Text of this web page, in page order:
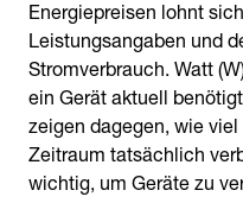
Energiepreisen lohnt
Leistungsangaben und
Stromverbrauch. Watt
ein Gerät aktuell
zeigen dagegen, wie
Zeitraum tatsächlich
wichtig, um Geräte zu